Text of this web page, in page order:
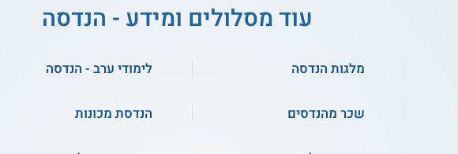
עוד מסלולים ומידע - הנדסה
מלגות הנדסה לימודי ערב - הנדסה
שכר מהנדסים הנדסת מכונות